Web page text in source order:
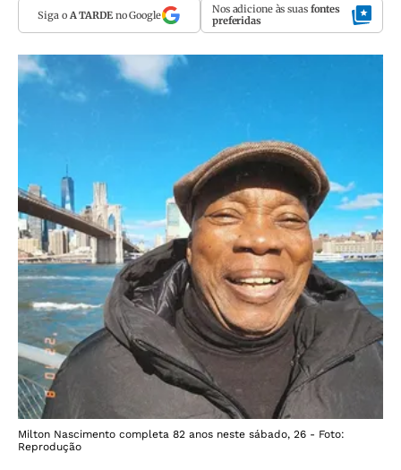
Siga o A TARDEno Google Nos adicione às suas fontes
preferidas
Milton Nascimento completa 82 anos neste sábado, 26 - Foto:
Reprodução